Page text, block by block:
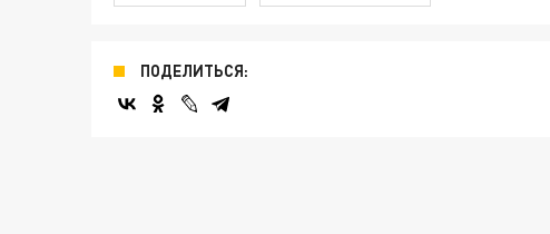
ПОДЕЛИТЬСЯ: